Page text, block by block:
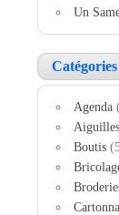
Un
Catégories
Agenda
Boutis